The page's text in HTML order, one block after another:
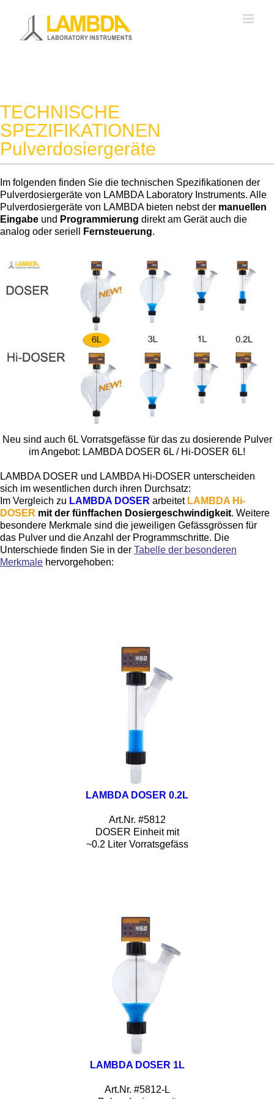
springen
TECHNISCHE
SPEZIFIKATIONEN
Pulverdosiergeräte
Im folgenden finden Sie die technischen Spezifikationen der
Pulverdosiergeräte von LAMBDA Laboratory Instruments. Alle
Pulverdosiergeräte von LAMBDA bieten nebst der manuellen
Eingabeund Programmierung direkt am Gerät auch die
analog oder seriell
Fernsteuerung.
Neu sind auch 6L Vorratsgefässe für das zu dosierende Pulver
im Angebot: LAMBDA DOSER 6L / Hi-DOSER 6L!
LAMBDA DOSER und LAMBDA Hi-DOSER unterscheiden
sich im wesentlichen durch ihren Durchsatz:
Im Vergleich zu LAMBDA DOSER arbeitet LAMBDA Hi-
DOSER mit der fünffachen Dosiergeschwindigkeit. Weitere
besondere Merkmale sind die jeweiligen Gefässgrössen für
das Pulver und die Anzahl der Programmschritte. Die
Unterschiede finden Sie in der Tabelle der besonderen
Merkmalehervorgehoben:
LAMBDA DOSER 0.2L
Art.Nr. #5812
DOSER Einheit mit
~0.2 Liter Vorratsgefäss
LAMBDA DOSER 1L
Art.Nr. #5812-L